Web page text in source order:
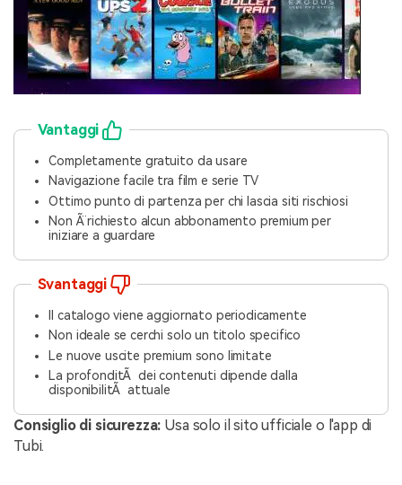
Vantaggi
Completamente gratuito da usare
Navigazione facile tra film e serie TV
Ottimo punto di partenza per chi lascia siti rischiosi
Non Ã¨ richiesto alcun abbonamento premium per
iniziare a guardare
Svantaggi
Il catalogo viene aggiornato periodicamente
Non ideale se cerchi solo un titolo specifico
Le nuove uscite premium sono limitate
La profonditÃ dei contenuti dipende dalla
disponibilitÃ attuale
Consiglio di sicurezza: Usa solo il sito ufficiale o l'app di
Tubi.